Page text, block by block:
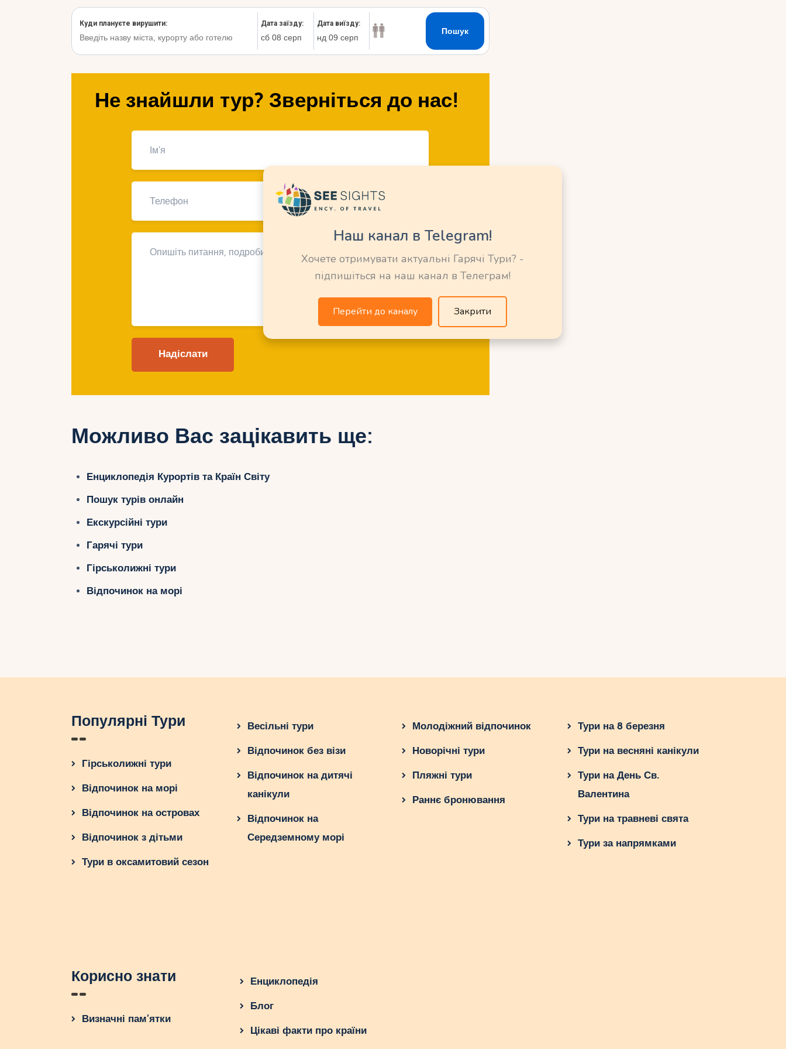
Не знайшли тур? Зверніться до нас!
Можливо Вас зацікавить ще:
Енциклопедія Курортів та Країн Світу
Пошук турів онлайн
Екскурсійні тури
Гарячі тури
Гірськолижні тури
Відпочинок на морі
Популярні Тури
Гірськолижні тури
Відпочинок на морі
Відпочинок на островах
Відпочинок з дітьми
Тури в оксамитовий сезон
Весільні тури
Відпочинок без візи
Відпочинок на дитячі
канікули
Відпочинок на
Середземному морі
Молодіжний відпочинок
Новорічні тури
Пляжні тури
Раннє бронювання
Тури на 8 березня
Тури на весняні канікули
Тури на День Св.
Валентина
Тури на травневі свята
Тури за напрямками
Корисно знати
Визначні пам’ятки
Енциклопедія
Блог
Цікаві факти про країни
Наш канал в Telegram!
Хочете отримувати актуальні Гарячі Тури? -
підпишіться на наш канал в Телеграм!
Перейти до каналу Закрити